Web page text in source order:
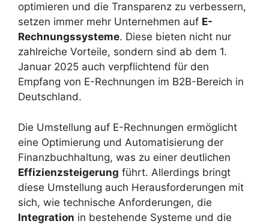
optimieren und die Transparenz zu verbessern,
setzen immer mehr Unternehmen auf E-
Rechnungssysteme. Diese bieten nicht nur
zahlreiche Vorteile, sondern sind ab dem 1.
Januar 2025 auch verpflichtend für den
Empfang von E-Rechnungen im B2B-Bereich in
Deutschland.
Die Umstellung auf E-Rechnungen ermöglicht
eine Optimierung und Automatisierung der
Finanzbuchhaltung, was zu einer deutlichen
Effizienzsteigerung führt. Allerdings bringt
diese Umstellung auch Herausforderungen mit
sich, wie technische Anforderungen, die
Integration in bestehende Systeme und die